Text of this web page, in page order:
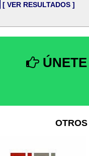
[ VER RESULTADOS ]
ÚNETE